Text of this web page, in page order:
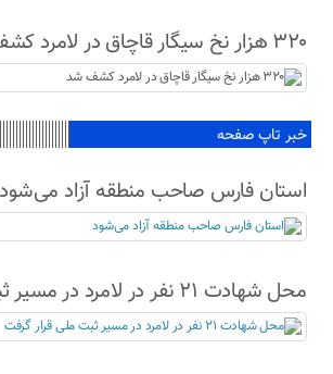
۳۲۰ هزار نخ سیگار قاچاق در لامرد کشف شد
خبر تاپ صفحه
استان فارس صاحب منطقه آزاد می‌شود
محل شهادت ۲۱ نفر در لامرد در
گرفت